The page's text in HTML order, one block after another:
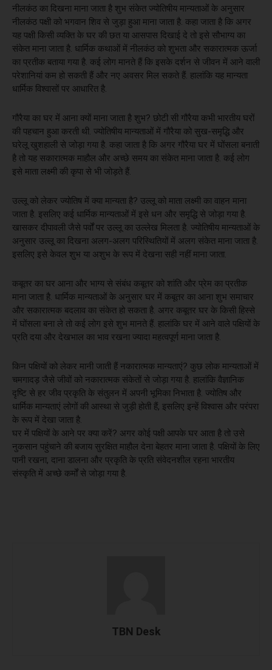
नीलकंठ का दिखना माना जाता है शुभ संकेत ज्योतिषीय मान्यताओं के अनुसार
नीलकंठ पक्षी को भगवान शिव से जुड़ा हुआ माना जाता है. कहा जाता है कि अगर
यह पक्षी किसी व्यक्ति के घर की छत या आसपास दिखाई दे तो इसे सौभाग्य का
संकेत माना जाता है. धार्मिक कथाओं में नीलकंठ को शुभता और सकारात्मक ऊर्जा
का प्रतीक बताया गया है. कई लोग मानते हैं कि इसके दर्शन से जीवन में आने वाली
परेशानियां कम हो सकती हैं और नए अवसर मिल सकते हैं. हालांकि यह मान्यता
धार्मिक विश्वासों पर आधारित है.
गौरैया का घर में आना क्यों माना जाता है शुभ? छोटी सी गौरैया कभी भारतीय घरों
की पहचान हुआ करती थी. ज्योतिषीय मान्यताओं में गौरैया को सुख-समृद्धि और
घरेलू खुशहाली से जोड़ा गया है. कहा जाता है कि अगर गौरैया घर में घोंसला बनाती
है तो यह सकारात्मक माहौल और अच्छे समय का संकेत माना जाता है. कई लोग
इसे माता लक्ष्मी की कृपा से भी जोड़ते हैं.
उल्लू को लेकर ज्योतिष में क्या मान्यता है? उल्लू को माता लक्ष्मी का वाहन माना
जाता है. इसलिए कई धार्मिक मान्यताओं में इसे धन और समृद्धि से जोड़ा गया है.
खासकर दीपावली जैसे पर्वों पर उल्लू का उल्लेख मिलता है. ज्योतिषीय मान्यताओं के
अनुसार उल्लू का दिखना अलग-अलग परिस्थितियों में अलग संकेत माना जाता है.
इसलिए इसे केवल शुभ या अशुभ के रूप में देखना सही नहीं माना जाता.
कबूतर का घर आना और भाग्य से संबंध कबूतर को शांति और प्रेम का प्रतीक
माना जाता है. धार्मिक मान्यताओं के अनुसार घर में कबूतर का आना शुभ समाचार
और सकारात्मक बदलाव का संकेत हो सकता है. अगर कबूतर घर के किसी हिस्से
में घोंसला बना ले तो कई लोग इसे शुभ मानते हैं. हालांकि घर में आने वाले पक्षियों के
प्रति दया और देखभाल का भाव रखना ज्यादा महत्वपूर्ण माना जाता है.
किन पक्षियों को लेकर मानी जाती हैं नकारात्मक मान्यताएं? कुछ लोक मान्यताओं में
चमगादड़ जैसे जीवों को नकारात्मक संकेतों से जोड़ा गया है. हालांकि वैज्ञानिक
दृष्टि से हर जीव प्रकृति के संतुलन में अपनी भूमिका निभाता है. ज्योतिष और
धार्मिक मान्यताएं लोगों की आस्था से जुड़ी होती हैं, इसलिए इन्हें विश्वास और परंपरा
के रूप में देखा जाता है.
घर में पक्षियों के आने पर क्या करें? अगर कोई पक्षी आपके घर आता है तो उसे
नुकसान पहुंचाने की बजाय सुरक्षित माहौल देना बेहतर माना जाता है. पक्षियों के लिए
पानी रखना, दाना डालना और प्रकृति के प्रति संवेदनशील रहना भारतीय
संस्कृति में अच्छे कर्मों से जोड़ा गया है.
TBN Desk